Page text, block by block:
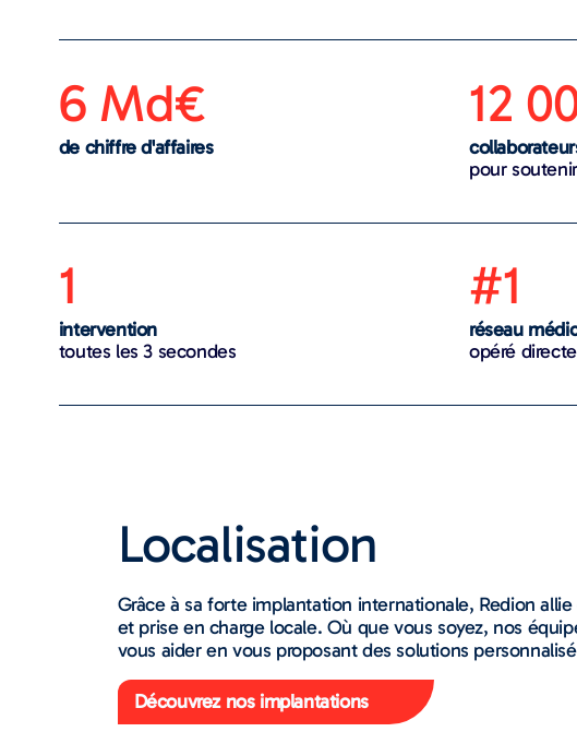
6 Md€
de chiffre d'affaires
12
pour
1
intervention
toutes les 3 secondes
#1
réseau
opéré
Localisation
Grâce à sa forte implantation internationale, Redion
et prise en charge locale. Où que vous soyez, nos
vous aider en vous proposant des solutions
Découvrez nos implantations